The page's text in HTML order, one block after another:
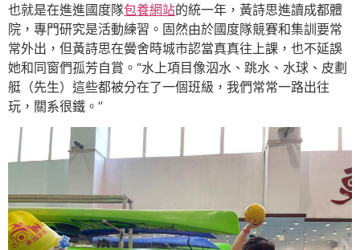
也就是在進進國度隊包養網站的統一年，黃詩思進讀成都體
院，專門研究是活動練習。固然由於國度隊競賽和集訓要常
常外出，但黃詩思在黌舍時城市認當真真往上課，也不延誤
她和同窗們孤芳自賞。“水上項目像泅水、跳水、水球、皮劃
艇（先生）這些都被分在了一個班級，我們常常一路出往
玩，關系很鐵。”